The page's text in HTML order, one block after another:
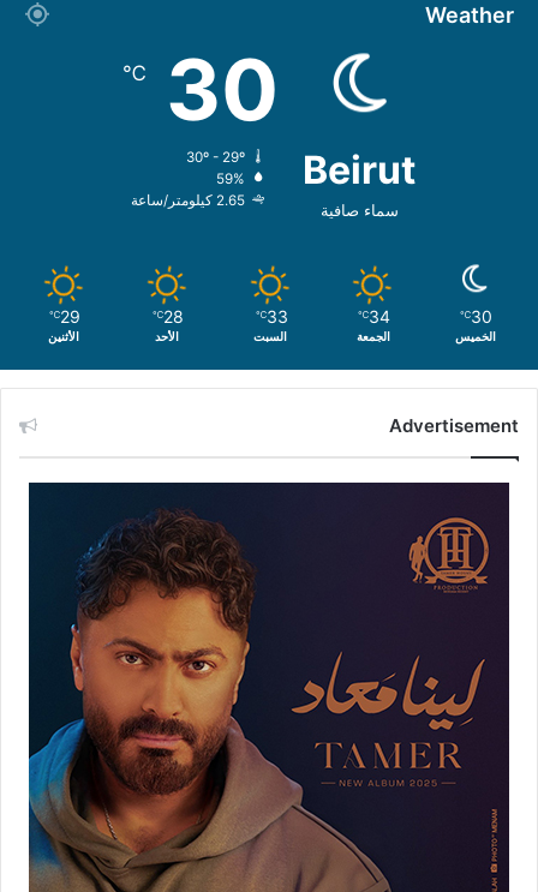
Weather
Beirut
سماء صافية
30
℃
59%
2.65 كيلومتر/ساعة
30
℃
الخميس
34
℃
الجمعة
33
℃
السبت
28
℃
الأحد
29
℃
الأثنين
Advertisement